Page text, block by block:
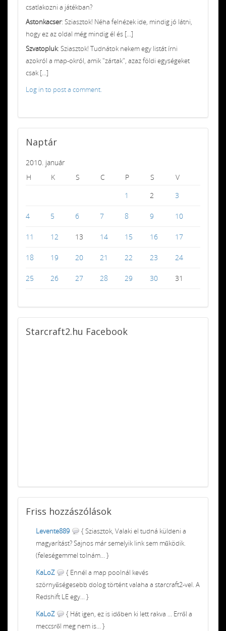
csatlakozni a játékban?
Astonkacser: Sziasztok! Néha felnézek ide, mindig jó látni,
hogy ez az oldal még mindig él és [...]
Szvatopluk: Sziasztok! Tudnátok nekem egy listát írni
azokról a map-okról, amik "zártak", azaz földi egységeket
csak [...]
Log in to post a comment.
Naptár
2010. január
H
K S C P S
V
1
2 3
4 5 6 7 8 9 10
11 12 13 14 15 16 17
18 19 20 21 22 23 24
25 26 27 28 29 30 31
Starcraft2.hu Facebook
Friss hozzászólások
Levente889
{ Sziasztok, Valaki el tudná küldeni a
magyarítást? Sajnos már semelyik link sem működik.
(feleségemmel tolnám... }
KaLoZ
{ Ennél a map poolnál kevés
szörnyűségesebb dolog történt valaha a starcraft2-vel. A
Redshift LE egy... }
KaLoZ
{ Hát igen, ez is időben ki lett rakva ... Erről a
meccsről meg nem is... }